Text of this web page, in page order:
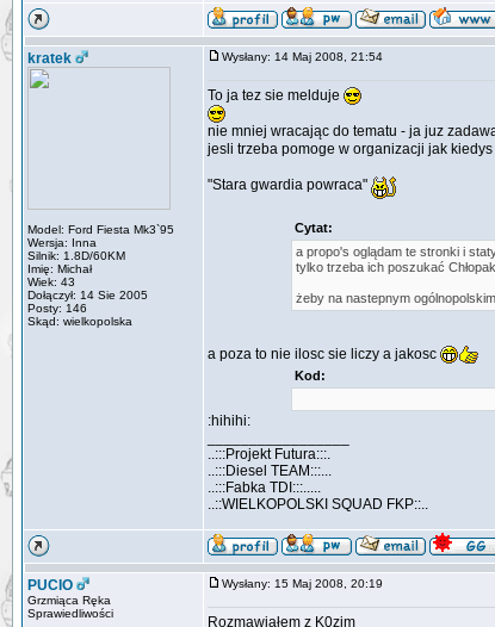
kratek
Model: Ford Fiesta Mk3`95
Wersja: Inna
Silnik: 1.8D/60KM
Imię: Michał
Wiek: 43
Dołączył: 14 Sie 2005
Posty: 146
Skąd: wielkopolska
Wysłany: 14 Maj 2008, 21:54
To ja tez sie melduje
nie mniej wracając do tematu - ja juz
jesli trzeba pomoge w organizacji jak kiedys
"Stara gwardia powraca"
Cytat:
a propo's oglądam te stronki i
tylko trzeba ich poszukać
żeby na nastepnym
a poza to nie ilosc sie liczy a jakosc
Kod:
:hihihi:
..:::Projekt Futura:::.
..:::Diesel TEAM:::...
..:::Fabka TDI:::.....
..::WIELKOPOLSKI SQUAD FKP::..
PUCIO
Grzmiąca Ręka
Sprawiedliwości
Wysłany: 15 Maj 2008, 20:19
Rozmawiałem z K0zim